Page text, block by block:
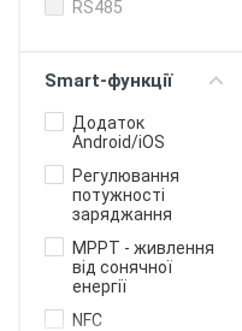
RS485
Smart-функції
Додаток
Android/iOS
Регулювання
потужності
заряджання
MPPT - живлення
від сонячної
енергії
NFC